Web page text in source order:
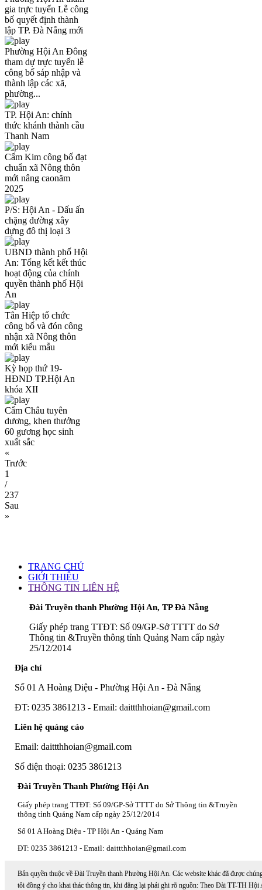
gia trực tuyến Lễ công
bố quyết định thành
lập TP. Đà Nẵng mới
Phường Hội An Đông
tham dự trực tuyến lễ
công bố sáp nhập và
thành lập các xã,
phường...
TP. Hội An: chính
thức khánh thành cầu
Thanh Nam
Cẩm Kim công bố đạt
chuẩn xã Nông thôn
mới nâng caonăm
2025
P/S: Hội An - Dấu ấn
chặng đường xây
dựng đô thị loại 3
UBND thành phố Hội
An: Tổng kết kết thúc
hoạt động của chính
quyền thành phố Hội
An
Tân Hiệp tổ chức
công bố và đón công
nhận xã Nông thôn
mới kiểu mẫu
Kỳ họp thứ 19-
HĐND TP.Hội An
khóa XII
Cẩm Châu tuyên
dương, khen thưởng
60 gương học sinh
xuất sắc
«
Trước
1
/
237
Sau
»
TRANG CHỦ
GIỚI THIỆU
THÔNG TIN LIÊN HỆ
Đài Truyền thanh Phường Hội An, TP Đà Nẵng
Giấy phép trang TTĐT: Số 09/GP-Sở TTTT do Sở
Thông tin &Truyền thông tỉnh Quảng Nam cấp ngày
25/12/2014
Địa chỉ
Số 01 A Hoàng Diệu - Phường Hội An - Đà Nẵng
ĐT: 0235 3861213 - Email: daittthhoian@gmail.com
Liên hệ quảng cáo
Email: daittthhoian@gmail.com
Số điện thoại: 0235 3861213
Đài Truyền Thanh Phường Hội An
Giấy phép trang TTĐT: Số 09/GP-Sở TTTT do Sở Thông tin &Truyền
thông tỉnh Quảng Nam cấp ngày 25/12/2014
Số 01 A Hoàng Diệu - TP Hội An - Quảng Nam
ĐT: 0235 3861213 - Email: daittthhoian@gmail.com
Bản quyền thuộc về Đài Truyền thanh Phường Hội An. Các website khác đã được
tôi đồng ý cho khai thác thông tin, khi đăng lại phải ghi rõ nguồn: Theo Đài TT-TH Hội